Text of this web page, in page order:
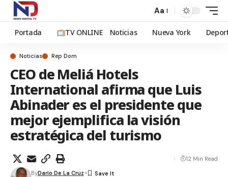
Aa
Portada TV ONLINE Noticias Nueva York
Noticias Rep Dom
CEO de Meliá Hotels
International afirma que Luis
Abinader es el presidente que
mejor ejemplifica la visión
estratégica del turismo
ByDario De La Cruz
12 Min Read